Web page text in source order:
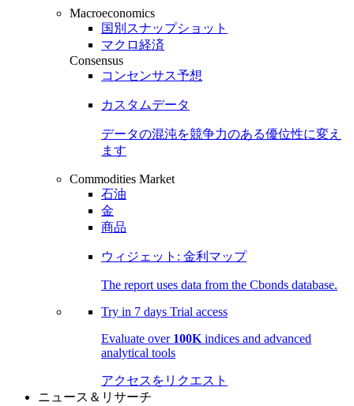
Macroeconomics
国別スナップショット
マクロ経済
Consensus
コンセンサス予想
カスタムデータ
データの混沌を競争力のある優位性に変え
ます
Commodities Market
石油
金
商品
ウィジェット: 金利マップ
The report uses data from the Cbonds database.
Try in 7 days Trial access
Evaluate over 100K indices and advanced
analytical tools
アクセスをリクエスト
ニュース＆リサーチ